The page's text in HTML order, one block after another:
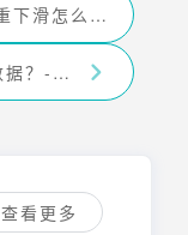
天猫店铺流量数据严重下滑怎么办-九数云BI
天猫商家如何监控竞品数据？-九数云BI
查看更多